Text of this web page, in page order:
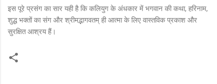
इस पूरे प्रसंग का सार यही है कि कलियुग के अंधकार में भगवान की कथा, हरिनाम,
शुद्ध भक्तों का संग और श्रीमद्भागवतम् ही आत्मा के लिए वास्तविक प्रकाश और
सुरक्षित आश्रय हैं।